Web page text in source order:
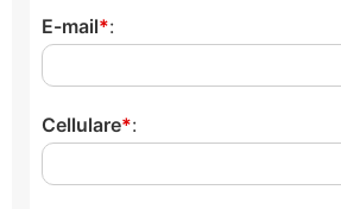
E-mail :
Cellulare :